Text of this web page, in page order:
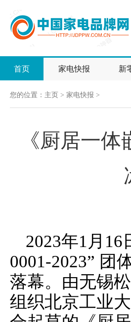
首页 家电快报 新
您的位置： 主页 > 家电快报 >
《厨居一
2023年1月
0001-2023” 团
落幕。由无锡
组织北京工业